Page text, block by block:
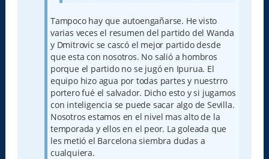
Tampoco hay que autoengañarse. He visto
varias veces el resumen del partido del Wanda
y Dmitrovic se cascó el mejor partido desde
que esta con nosotros. No salió a hombros
porque el partido no se jugó en Ipurua. El
equipo hizo agua por todas partes y nuestrro
portero fué el salvador. Dicho esto y si jugamos
con inteligencia se puede sacar algo de Sevilla.
Nosotros estamos en el nivel mas alto de la
temporada y ellos en el peor. La goleada que
les metió el Barcelona siembra dudas a
cualquiera.